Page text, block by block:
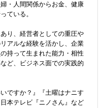
・人間関係からお金、健康
ている。
り、経営者としての重圧や
アルな経験を活かし、企業
持って生まれた能力・相性
ど、ビジネス面での実践的
ですか？』『土曜はナニす
本テレビ『ニノさん』など